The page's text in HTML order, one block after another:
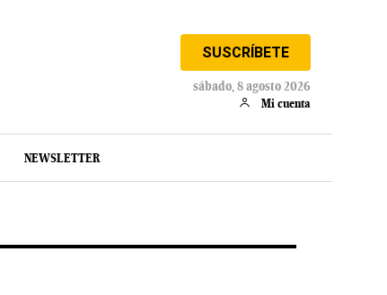
SUSCRÍBETE
sábado, 8 agosto 2026
Mi cuenta
NEWSLETTER